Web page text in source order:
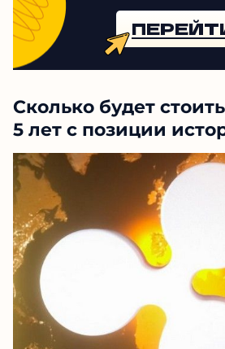
Сколько будет
5 лет с позиции